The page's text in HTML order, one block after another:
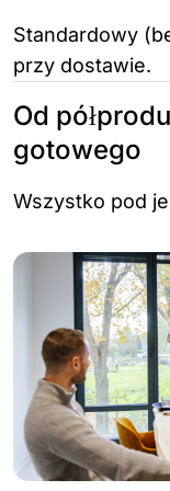
Standardowy
przy dostawie.
Od
gotowego
Wszystko pod